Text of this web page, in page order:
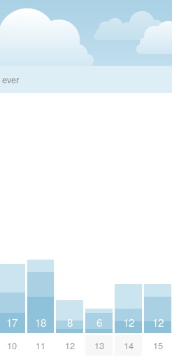
ever
17
10
18
11
8
12
6
13
12
14
12
15